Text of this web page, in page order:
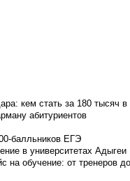
кем стать за 180 тысяч в
абитуриентов
балльников ЕГЭ
в университетах Адыгеи
на обучение: от тренеров